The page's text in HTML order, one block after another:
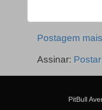
Postagem
Assinar:
PitBull